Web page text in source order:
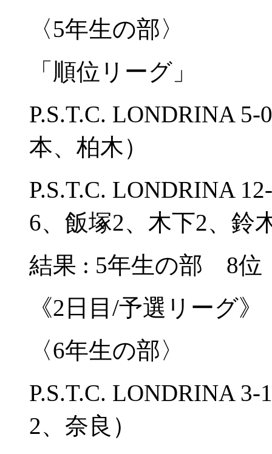
〈5年生の部〉
「順位リーグ」
P.S.T.C. LONDRINA
本、柏木）
P.S.T.C. LONDRINA
6、飯塚2、木下2、鈴
結果 : 5年生の部 8位
《2日目/予選リーグ》
〈6年生の部〉
P.S.T.C. LONDRINA
2、奈良）